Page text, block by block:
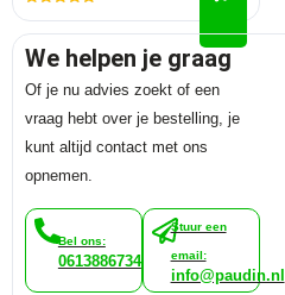
We helpen je graag
Of je nu advies zoekt of een
vraag hebt over je bestelling, je
kunt altijd contact met ons
opnemen.
Bel ons:
0613886734
Stuur een
email:
info@paudin.nl